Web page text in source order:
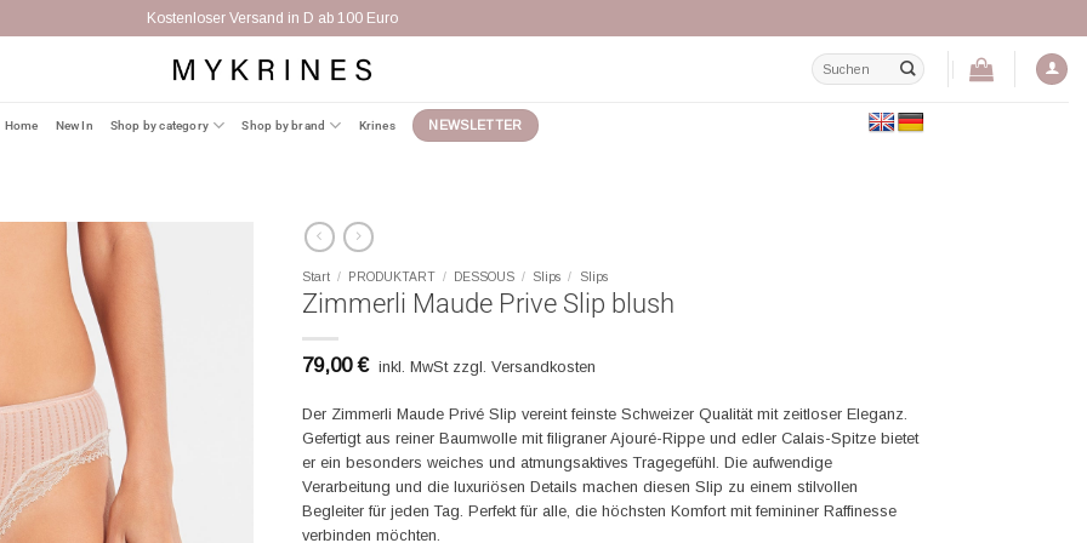
Kostenloser Versand in D ab 100 Euro
Suchen
nach:
Home New In Shop by category Shop by brand Krines NEWSLETTER
Start / PRODUKTART / DESSOUS / Slips / Slips
Zimmerli Maude Prive Slip blush
79,00€ inkl. MwSt zzgl. Versandkosten
Der Zimmerli Maude Privé Slip vereint feinste Schweizer Qualität mit zeitloser Eleganz.
Gefertigt aus reiner Baumwolle mit filigraner Ajouré-Rippe und edler Calais-Spitze bietet
er ein besonders weiches und atmungsaktives Tragegefühl. Die aufwendige
Verarbeitung und die luxuriösen Details machen diesen Slip zu einem stilvollen
Begleiter für jeden Tag. Perfekt für alle, die höchsten Komfort mit femininer Raffinesse
verbinden möchten.